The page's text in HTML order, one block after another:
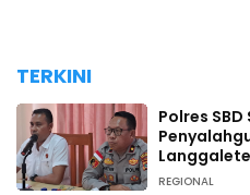
TERKINI
Polres
Langgalete
REGIONAL